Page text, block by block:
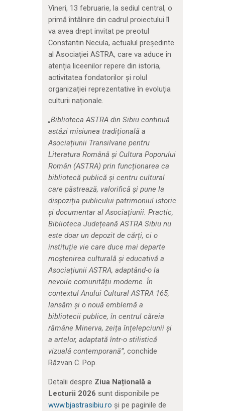
Vineri, 13 februarie, la sediul central, o
primă întâlnire din cadrul proiectului îl
va avea drept invitat pe preotul
Constantin Necula, actualul președinte
al Asociației ASTRA, care va aduce în
atenția liceenilor repere din istoria,
activitatea fondatorilor și rolul
organizației reprezentative în evoluția
culturii naționale.
„Biblioteca ASTRA din Sibiu continuă
astăzi misiunea tradițională a
Asociațiunii Transilvane pentru
Literatura Română și Cultura Poporului
Român (ASTRA) prin funcționarea ca
bibliotecă publică și centru cultural
care păstrează, valorifică și pune la
dispoziția publicului patrimoniul istoric
și documentar al Asociațiunii. Practic,
Biblioteca Județeană ASTRA Sibiu nu
este doar un depozit de cărți, ci o
instituție vie care duce mai departe
moștenirea culturală și educativă a
Asociațiunii ASTRA, adaptând-o la
nevoile comunității moderne. În
contextul Anului Cultural ASTRA 165,
lansăm și o nouă emblemă a
bibliotecii publice, în centrul căreia
rămâne Minerva, zeița înțelepciunii și
a artelor, adaptată într-o stilistică
vizuală contemporană”, conchide
Răzvan C. Pop.
Detalii despre Ziua Națională a
Lecturii 2026 sunt disponibile pe
www.bjastrasibiu.ro și pe paginile de